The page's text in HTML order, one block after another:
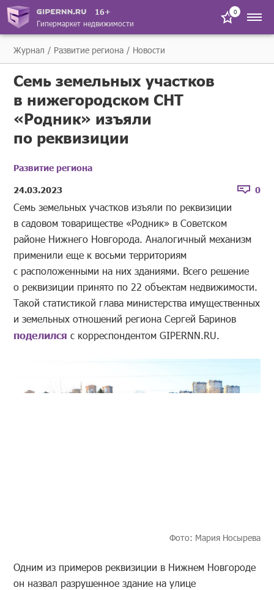
16+
Гипермаркет недвижимости
0
Журнал Развитие региона Новости
Семь земельных участков
в нижегородском СНТ
«Родник» изъяли
по реквизиции
Развитие региона
24.03.2023
0
Семь земельных участков изъяли по реквизиции
в садовом товариществе «Родник» в Советском
районе Нижнего Новгорода. Аналогичный механизм
применили еще к восьми территориям
с расположенными на них зданиями. Всего решение
о реквизиции принято по 22 объектам недвижимости.
Такой статистикой глава министерства имущественных
и земельных отношений региона Сергей Баринов
поделился с корреспондентом GIPERNN.RU.
Фото: Мария Носырева
Одним из примеров реквизиции в Нижнем Новгороде
он назвал разрушенное здание на улице